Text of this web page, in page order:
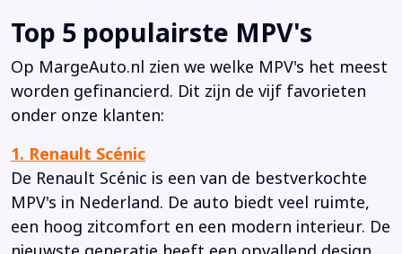
Top 5 populairste MPV's
Op MargeAuto.nl zien we welke MPV's het meest
worden gefinancierd. Dit zijn de vijf favorieten
onder onze klanten:
1. Renault Scénic
De Renault Scénic is een van de bestverkochte
MPV's in Nederland. De auto biedt veel ruimte,
een hoog zitcomfort en een modern interieur. De